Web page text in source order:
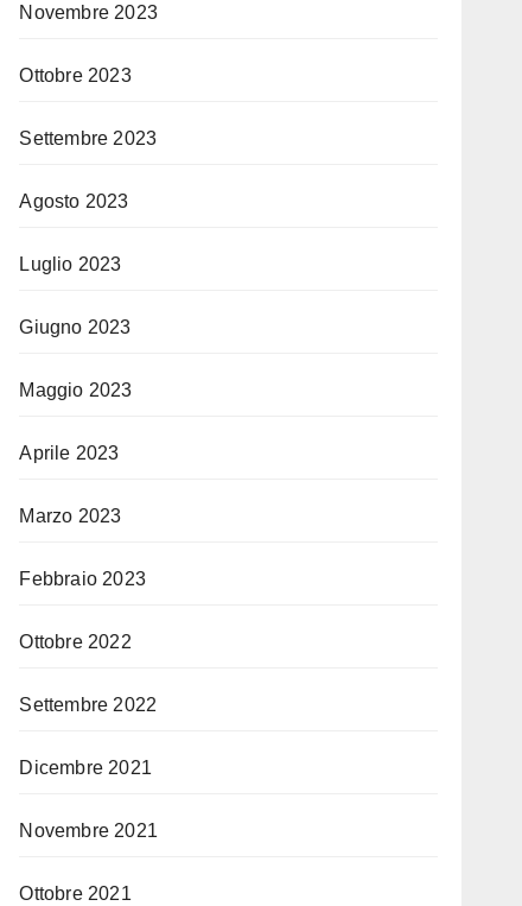
Novembre 2023
Ottobre 2023
Settembre 2023
Agosto 2023
Luglio 2023
Giugno 2023
Maggio 2023
Aprile 2023
Marzo 2023
Febbraio 2023
Ottobre 2022
Settembre 2022
Dicembre 2021
Novembre 2021
Ottobre 2021